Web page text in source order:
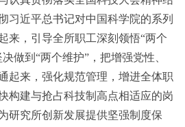
习近平总书记对中国科学院的系列
来，引导全所职工深刻领悟“两个
做到“两个维护”，把增强党性、
起来，强化规范管理，增进全体职
构建与抢占科技制高点相适应的岗
研究所创新发展提供坚强制度保